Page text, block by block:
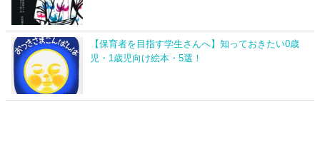
【保育者を目指す学生さんへ】知っておきたい0歳
児・1歳児向け絵本・5選！